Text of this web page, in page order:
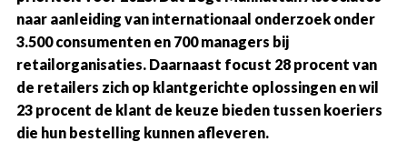
naar aanleiding van internationaal onderzoek onder
3.500 consumenten en 700 managers bij
retailorganisaties. Daarnaast focust 28 procent van
de retailers zich op klantgerichte oplossingen en wil
23 procent de klant de keuze bieden tussen koeriers
die hun bestelling kunnen afleveren.